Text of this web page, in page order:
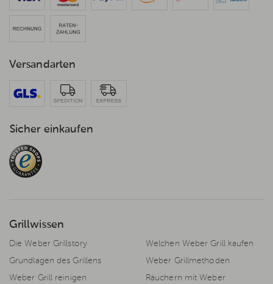
Versandarten
Sicher einkaufen
Grillwissen
Die Weber Grillstory
Welchen Weber Grill kaufen
Grundlagen des Grillens
Weber Grillmethoden
Weber Grill reinigen
Räuchern mit Weber